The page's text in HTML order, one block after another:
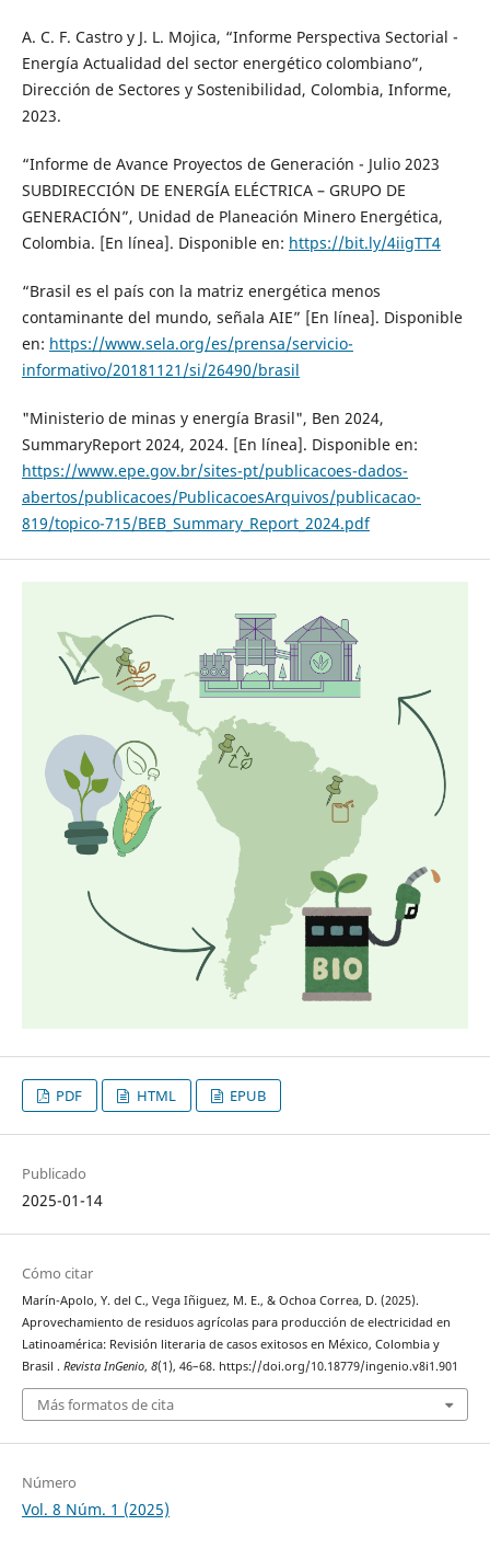
A. C. F. Castro y J. L. Mojica, “Informe Perspectiva Sectorial -
Energía Actualidad del sector energético colombiano”,
Dirección de Sectores y Sostenibilidad, Colombia, Informe,
2023.
“Informe de Avance Proyectos de Generación - Julio 2023
SUBDIRECCIÓN DE ENERGÍA ELÉCTRICA – GRUPO DE
GENERACIÓN”, Unidad de Planeación Minero Energética,
Colombia. [En línea]. Disponible en: https://bit.ly/4iigTT4
“Brasil es el país con la matriz energética menos
contaminante del mundo, señala AIE” [En línea]. Disponible
en: https://www.sela.org/es/prensa/servicio-
informativo/20181121/si/26490/brasil
"Ministerio de minas y energía Brasil", Ben 2024,
SummaryReport 2024, 2024. [En línea]. Disponible en:
https://www.epe.gov.br/sites-pt/publicacoes-dados-
abertos/publicacoes/PublicacoesArquivos/publicacao-
819/topico-715/BEB_Summary_Report_2024.pdf
PDF HTML EPUB
Publicado
2025-01-14
Cómo citar
Marín-Apolo, Y. del C., Vega Iñiguez, M. E., & Ochoa Correa, D. (2025).
Aprovechamiento de residuos agrícolas para producción de electricidad en
Latinoamérica: Revisión literaria de casos exitosos en México, Colombia y
Brasil . Revista InGenio, 8(1), 46–68. https://doi.org/10.18779/ingenio.v8i1.901
Más formatos de cita
Número
Vol. 8 Núm. 1 (2025)